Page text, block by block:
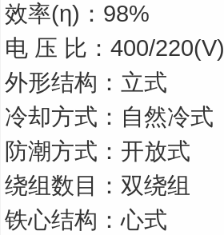
效率(η)：98%
电 压 比：400/220(V)
外形结构：立式
冷却方式：自然冷式
防潮方式：开放式
绕组数目：双绕组
铁心结构：心式